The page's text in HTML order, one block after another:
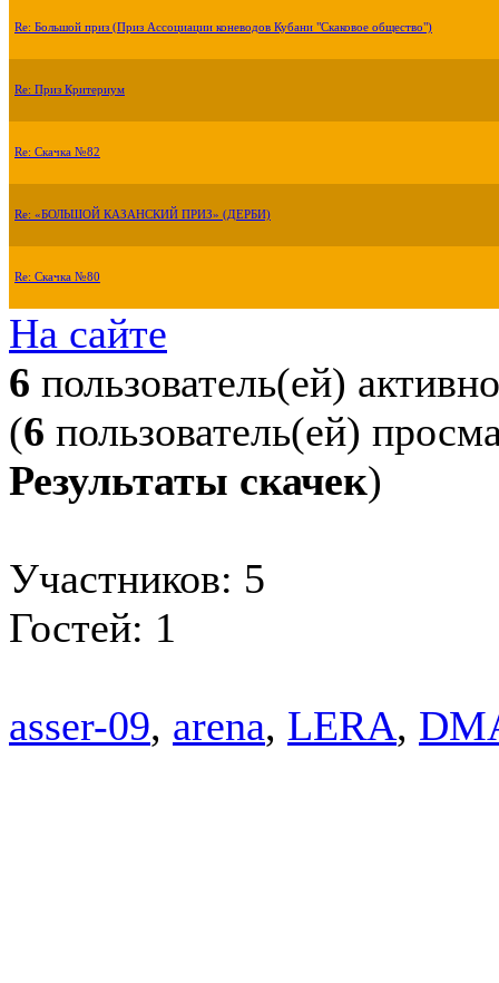
Re: Большой приз (Приз Ассоциации коневодов Кубани "Скаковое общество")
Re: Приз Критериум
Re: Скачка №82
Re: «БОЛЬШОЙ КАЗАНСКИЙ ПРИЗ» (ДЕРБИ)
Re: Скачка №80
На сайте
6 пользователь(ей) активно
(6 пользователь(ей)
Результаты скачек)
Участников: 5
Гостей: 1
asser-09, arena, LERA,